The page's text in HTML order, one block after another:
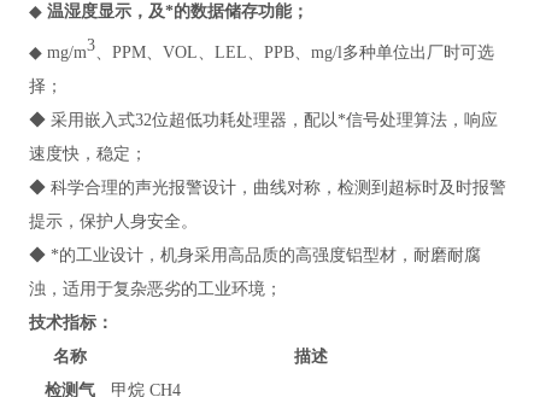
◆温湿度显示，及*的数据储存功能；
◆ mg/m3、PPM、VOL、LEL、PPB、mg/l多种单位出厂时可选
择；
◆ 采用嵌入式32位超低功耗处理器，配以*信号处理算法，响应
速度快，稳定；
◆ 科学合理的声光报警设计，曲线对称，检测到超标时及时报警
提示，保护人身安全。
◆ *的工业设计，机身采用高品质的高强度铝型材，耐磨耐腐
浊，适用于复杂恶劣的工业环境；
技术指标：
名称
描述
检测气
甲烷 CH4